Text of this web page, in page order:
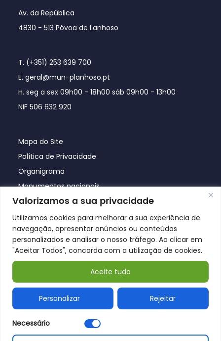
Valorizamos a sua privacidade
Utilizamos cookies para melhorar a sua experiência de
navegação, apresentar anúncios ou conteúdos
personalizados e analisar o nosso tráfego. Ao clicar em
"Aceitar Todos", concorda com a utilização de cookies.
Personalizar Rejeitar
Aceite tudo
Necessário
Av. da República
4830 - 513 Póvoa de Lanhoso
T. (+351) 253 639 700
E. geral@mun-planhoso.pt
H. seg a sex 09h00 - 18h00 sáb 09h00 - 13h00
NIF 506 632 920
Mapa do Site
Política de Privacidade
Organigrama
Monumentos nacionais
© Póvoa de Lanhoso 2026